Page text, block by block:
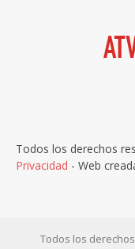
Todos los derechos
Privacidad - Web
Todos los